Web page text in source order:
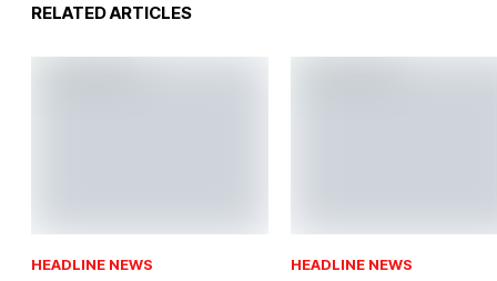
RELATED ARTICLES
HEADLINE NEWS HEADLINE NEWS